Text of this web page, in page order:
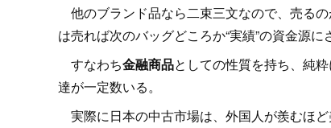
他のブランド品なら二束三文なので、売る
は売れば次のバッグどころか“実績”の資金源に
すなわち金融商品としての性質を持ち、純
達が一定数いる。
実際に日本の中古市場は、外国人が羨むほ